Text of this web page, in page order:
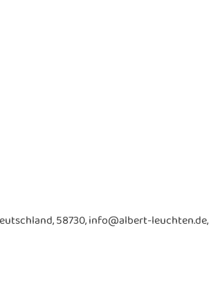
58730, info@albert-leuchten.de,